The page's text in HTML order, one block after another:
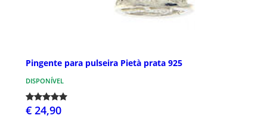
Pingente para pulseira Pietà prata 925
DISPONÍVEL
€ 24,90